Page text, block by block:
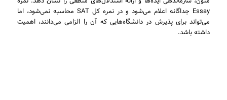
Essay جداگانه اعلام می‌شود و در نمره کل SAT محاسبه نمی‌شود، اما
می‌تواند برای پذیرش در دانشگاه‌هایی که آن را الزامی می‌دانند، اهمیت
داشته باشد.